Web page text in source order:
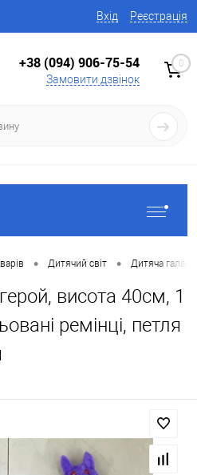
Вхід Реєстрація
+38 (094) 906-75-54
Замовити дзвінок
0
• Дитячий світ • Дитяча
висота 40см, 1
ремінці, петля